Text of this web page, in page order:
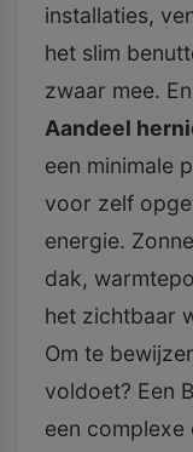
installaties,
het slim
zwaar mee.
Aandeel
een minimale
voor zelf
energie.
dak,
het zichtbaar
Om te
voldoet? Een
een